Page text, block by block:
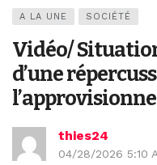
A LA UNE SOCIÉTÉ
Vidéo/
d’une
thies24
04/28/2026 5:10